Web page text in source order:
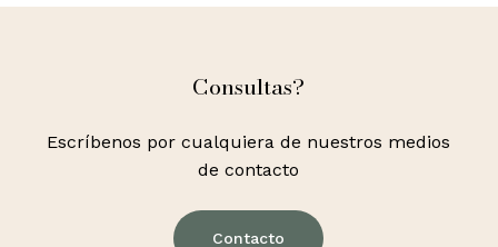
Consultas?
Escríbenos por cualquiera de nuestros medios
de contacto
Contacto